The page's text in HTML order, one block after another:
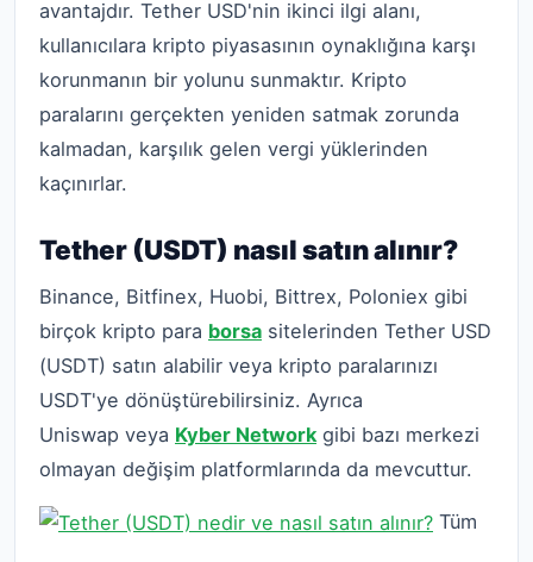
avantajdır. Tether USD'nin ikinci ilgi alanı,
kullanıcılara kripto piyasasının oynaklığına karşı
korunmanın bir yolunu sunmaktır. Kripto
paralarını gerçekten yeniden satmak zorunda
kalmadan, karşılık gelen vergi yüklerinden
kaçınırlar.
Tether (USDT) nasıl satın alınır?
Binance, Bitfinex, Huobi, Bittrex, Poloniex gibi
birçok kripto para borsa sitelerinden Tether USD
(USDT) satın alabilir veya kripto paralarınızı
USDT'ye dönüştürebilirsiniz. Ayrıca
Uniswap veya Kyber Network gibi bazı merkezi
olmayan değişim platformlarında da mevcuttur.
Tüm